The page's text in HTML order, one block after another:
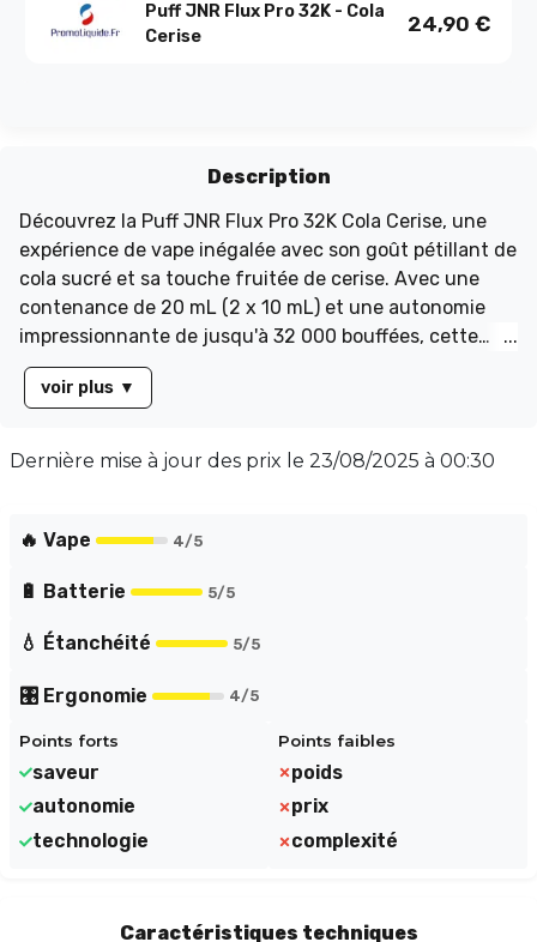
Puff JNR Flux Pro 32K - Cola
Cerise
24,90 €
Description
Découvrez la Puff JNR Flux Pro 32K Cola Cerise, une
expérience de vape inégalée avec son goût pétillant de
cola sucré et sa touche fruitée de cerise. Avec une
contenance de 20 mL (2 x 10 mL) et une autonomie
impressionnante de jusqu'à 32 000 bouffées, cette
puff est idéale pour les amateurs de saveurs intenses.
Équipée d'une batterie rechargeable de 1200 mAh avec
écran tactile HD 2,02, Bluetooth et ChatGPT intégré.
mg/mL - sel de nicotine), elle s'adapte à votre style de
voir plus ▼
Dernière mise à jour des prix le 23/08/2025 à 00:30
🔥 Vape 4/5
🔋 Batterie 5/5
💧 Étanchéité 5/5
🎛️ Ergonomie 4/5
Points forts
saveur
autonomie
technologie
Points faibles
poids
prix
complexité
Caractéristiques techniques